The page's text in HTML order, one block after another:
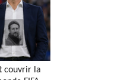
couvrir la